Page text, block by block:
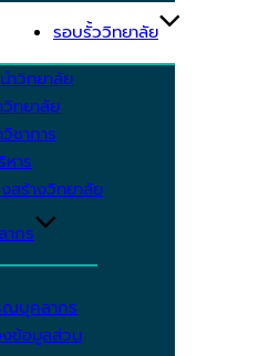
รอบรั้ววิทยาลัย
ำวิทยาลัย
ทยาลัย
ชาการ
าร
สร้างวิทยาลัย
กร
ณบุคลากร
ข้อมูลส่วน